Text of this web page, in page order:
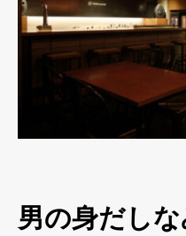
男の身だしな